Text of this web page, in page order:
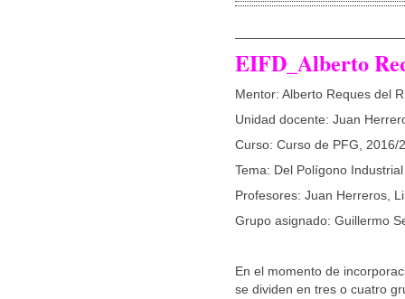
EIFD_Alberto
Mentor: Alberto Reques del
Unidad docente: Juan
Curso: Curso de PFG, 2016/
Tema: Del Polígono
Profesores: Juan Herreros,
Grupo asignado: Guillermo
En el momento de
se dividen en tres o cuatro